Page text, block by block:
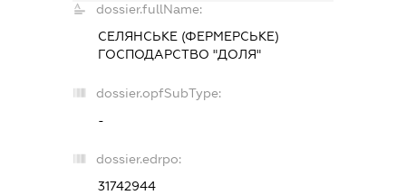
dossier.fullName:
СЕЛЯНСЬКЕ (ФЕРМЕРСЬКЕ)
ГОСПОДАРСТВО "ДОЛЯ"
dossier.opfSubType:
-
dossier.edrpo:
31742944